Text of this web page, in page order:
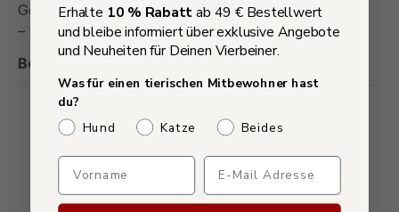
Geflügel & Kartoffel Trockenfutter + Nassfutter Mix
– 3 kg + 24 × 150 g D…Mehr
Bewertungen
Erhalte 10 % Rabattab 49 € Bestellwert
und bleibe informiert über exklusive Angebote
und Neuheiten für Deinen Vierbeiner.
Was für einen tierischen Mitbewohner hast
du?
Welches Haustier hast du?
Hund Katze Beides
Verpasse keine